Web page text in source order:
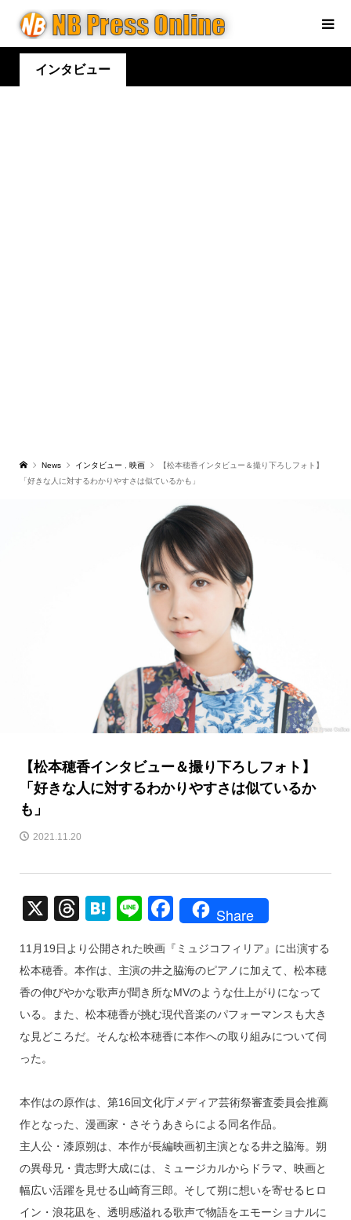
インタビュー
News インタビュー 映画
【松本穂香インタビュー＆撮り下ろしフォト】
「好きな人に対するわかりやすさは似ているかも」
【松本穂香インタビュー＆撮り下ろしフォト】
「好きな人に対するわかりやすさは似ているか
も」
2021.11.20
X
T
e
a
d
s
H
e
n
a
Li
e
F
c
e
b
o
Share
11月19日より公開された映画『ミュジコフィリア』に出演する
松本穂香。本作は、主演の井之脇海のピアノに加えて、松本穂
香の伸びやかな歌声が聞き所なMVのような仕上がりになって
いる。また、松本穂香が挑む現代音楽のパフォーマンスも大き
な見どころだ。そんな松本穂香に本作への取り組みについて伺
った。
本作はの原作は、第16回文化庁メディア芸術祭審査委員会推薦
作となった、漫画家・さそうあきらによる同名作品。
主人公・漆原朔は、本作が長編映画初主演となる井之脇海。朔
の異母兄・貴志野大成には、ミュージカルからドラマ、映画と
幅広い活躍を見せる山崎育三郎。そして朔に想いを寄せるヒロ
イン・浪花凪を、透明感溢れる歌声で物語をエモーショナルに